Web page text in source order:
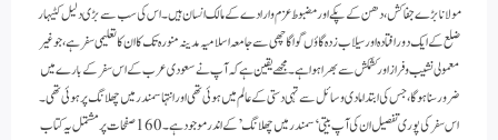
مولانا بڑے جفاکش، دھن کے پکے اور مضبوط عزم و ارادے کے مالک انسان ہیں۔ اس کی سب سے بڑی دلیل کٹیہار
ضلع کے ایک دور افتادہ اور سیلاب زدہ گاؤں گواگاچھی سے جامعہ اسلامیہ مدینہ منورہ تک کا ان کا تعلیمی سفر ہے، جو غیر
معمولی نشیب و فراز اور کشمکش سے بھرا ہوا ہے۔ مجھے یقین ہے کہ آپ نے سعودی عرب کے اس سفر کے بارے میں
ضرور سنا ہوگا، جس کی ابتدا مادی وسائل سے تہی دستی کے عالم میں ہوئی تھی اور انتہا سمندر میں چھلانگ پر ہوئی تھی۔
اس سفر کی پوری تفصیل ان کی آپ بیتی ‘سمندر میں چھلانگ’ کے اندر موجود ہے۔ 160 صفحات پر مشتمل یہ کتاب